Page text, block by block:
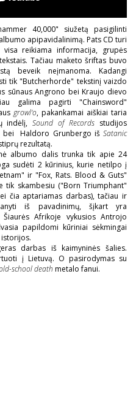
40,000" siužetą pasigilinti
apipavidalinimą. Pats CD turi
reikiama informacija, grupės
Tačiau maketo šriftas buvo
beveik neįmanoma. Kadangi
tik "Butcherhorde" tekstinį vaizdo
sūnaus Angrono bei Kraujo dievo
galima pagirti "Chainsword"
growl'o, pakankamai aiškiai taria
indėlį,Sound of Records studijos
bei Haldoro Grunbergo iš Satanic
rezultatą.
albumo dalis trunka tik apie 24
sudėti 2 kūrinius, kurie netilpo į
ir "Fox, Rats. Blood & Guts"
skambesiu ("Born Triumphant"
čia aptariamas darbas), tačiau ir
iš pavadinimų, šįkart yra
Afrikoje vykusios Antrojo
papildomi kūriniai sėkmingai
darbas iš kaimyninės šalies.
į Lietuvą. O pasirodymas su
school death metalo fanui.